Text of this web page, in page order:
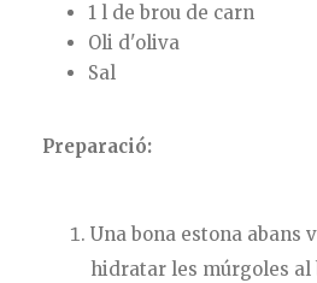
1 l de brou de carn
Oli d'oliva
Sal
Preparació:
Una bona estona abans
hidratar les múrgoles al